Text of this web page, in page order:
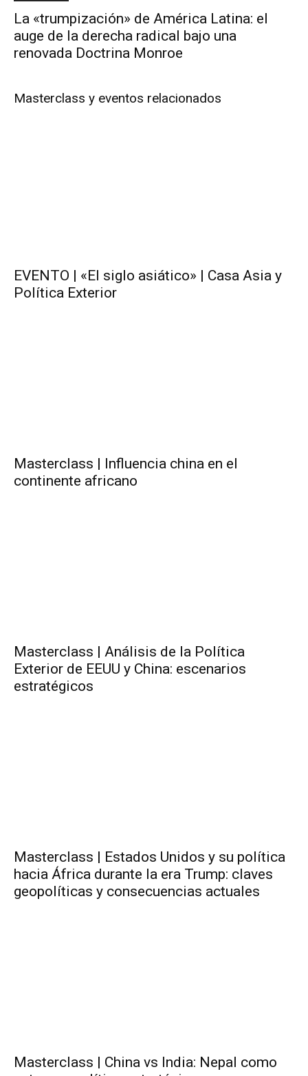
La «trumpización» de América Latina: el
auge de la derecha radical bajo una
renovada Doctrina Monroe
Masterclass y eventos relacionados
EVENTO | «El siglo asiático» | Casa Asia y
Política Exterior
Masterclass | Influencia china en el
continente africano
Masterclass | Análisis de la Política
Exterior de EEUU y China: escenarios
estratégicos
Masterclass | Estados Unidos y su política
hacia África durante la era Trump: claves
geopolíticas y consecuencias actuales
Masterclass | China vs India: Nepal como